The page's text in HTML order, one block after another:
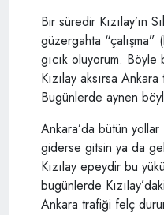
Bir süredir Kızılay’ın
güzergahta “çalışma”
gıcık oluyorum.
Kızılay aksırsa
Bugünlerde aynen
Ankara’da bütün yollar
giderse gitsin ya da
Kızılay epeydir bu
bugünlerde
Ankara trafiği felç